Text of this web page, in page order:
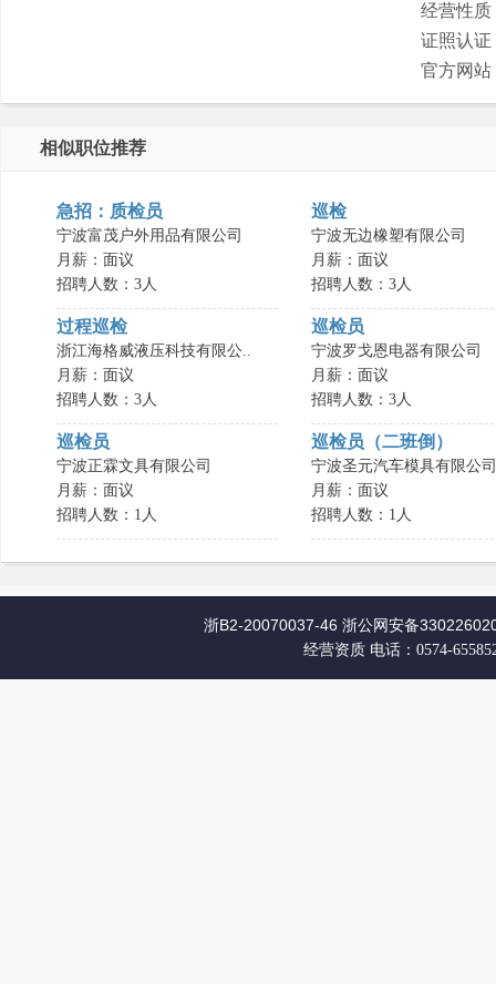
经营性质
证照认证
官方网站
相似职位推荐
急招：质检员
宁波富茂户外用品有限公司
月薪：面议
招聘人数：3人
巡检
宁波无边橡塑有限公司
月薪：面议
招聘人数：3人
过程巡检
浙江海格威液压科技有限公..
月薪：面议
招聘人数：3人
巡检员
宁波罗戈恩电器有限公司
月薪：面议
招聘人数：3人
巡检员
宁波正霖文具有限公司
月薪：面议
招聘人数：1人
巡检员（二班倒）
宁波圣元汽车模具有限公司
月薪：面议
招聘人数：1人
浙B2-20070037-46 浙公网安备
经营资质 电话：0574-